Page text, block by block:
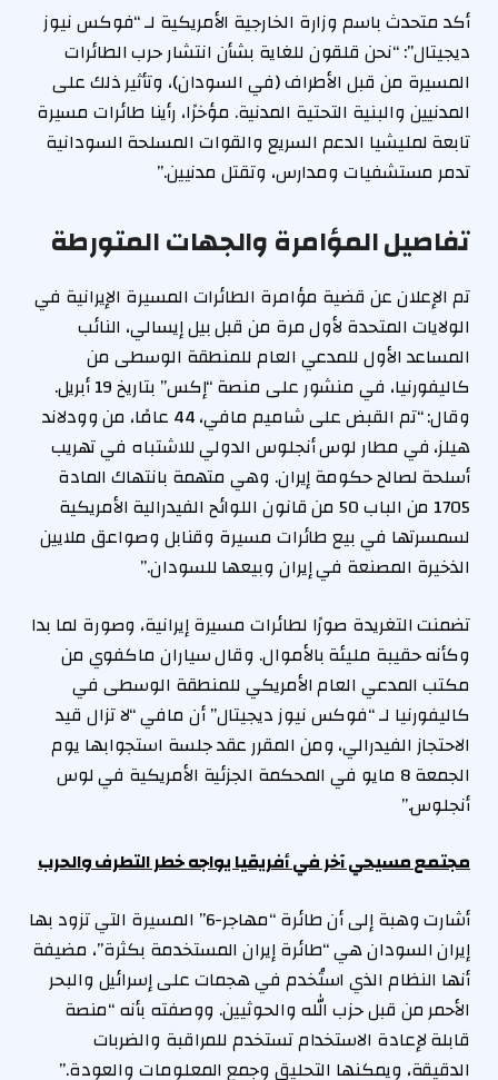
أكد متحدث باسم وزارة الخارجية الأمريكية لـ “فوكس نيوز
ديجيتال”: “نحن قلقون للغاية بشأن انتشار حرب الطائرات
المسيرة من قبل الأطراف (في السودان)، وتأثير ذلك على
المدنيين والبنية التحتية المدنية. مؤخرًا، رأينا طائرات مسيرة
تابعة لمليشيا الدعم السريع والقوات المسلحة السودانية
تدمر مستشفيات ومدارس، وتقتل مدنيين.”
تفاصيل المؤامرة والجهات المتورطة
تم الإعلان عن قضية مؤامرة الطائرات المسيرة الإيرانية في
الولايات المتحدة لأول مرة من قبل بيل إيسالي، النائب
المساعد الأول للمدعي العام للمنطقة الوسطى من
كاليفورنيا، في منشور على منصة “إكس” بتاريخ 19 أبريل.
وقال: “تم القبض على شاميم مافي، 44 عامًا، من وودلاند
هيلز، في مطار لوس أنجلوس الدولي للاشتباه في تهريب
أسلحة لصالح حكومة إيران. وهي متهمة بانتهاك المادة
1705 من الباب 50 من قانون اللوائح الفيدرالية الأمريكية
لسمسرتها في بيع طائرات مسيرة وقنابل وصواعق ملايين
الذخيرة المصنعة في إيران وبيعها للسودان.”
تضمنت التغريدة صورًا لطائرات مسيرة إيرانية، وصورة لما بدا
وكأنه حقيبة مليئة بالأموال. وقال سياران ماكفوي من
مكتب المدعي العام الأمريكي للمنطقة الوسطى في
كاليفورنيا لـ “فوكس نيوز ديجيتال” أن مافي “لا تزال قيد
الاحتجاز الفيدرالي، ومن المقرر عقد جلسة استجوابها يوم
الجمعة 8 مايو في المحكمة الجزئية الأمريكية في لوس
أنجلوس.”
مجتمع مسيحي آخر في أفريقيا يواجه خطر التطرف والحرب
أشارت وهبة إلى أن طائرة “مهاجر-6” المسيرة التي تزود بها
إيران السودان هي “طائرة إيران المستخدمة بكثرة”، مضيفة
أنها النظام الذي استُخدم في هجمات على إسرائيل والبحر
الأحمر من قبل حزب الله والحوثيين. ووصفته بأنه “منصة
قابلة لإعادة الاستخدام تستخدم للمراقبة والضربات
الدقيقة، ويمكنها التحليق وجمع المعلومات والعودة.”